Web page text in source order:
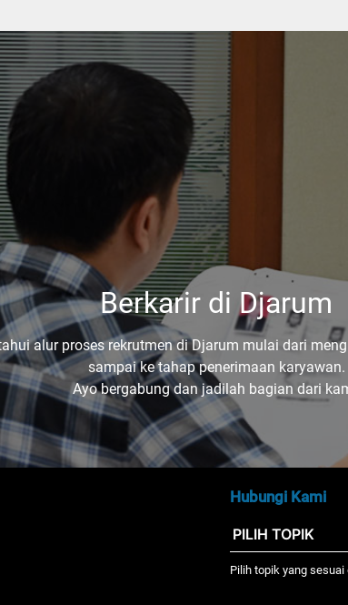
Berkarir di Djarum
alur proses rekrutmen di Djarum mulai dari
sampai ke tahap penerimaan karyawan.
Ayo bergabung dan jadilah bagian dari
Hubungi Kami
Pilih topik yang